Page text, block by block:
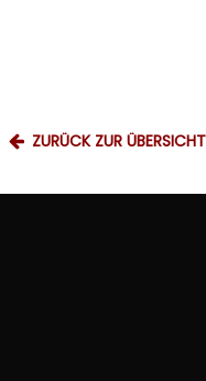
ZURÜCK ZUR ÜBERSICHT